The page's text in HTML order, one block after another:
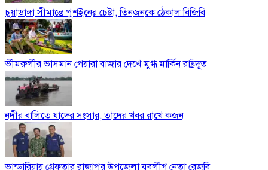
চুয়াডাঙ্গা সীমান্তে পুশইনের চেষ্টা, তিনজনকে ঠেকাল বিজিবি
ভীমরুলীর ভাসমান পেয়ারা বাজার দেখে মুগ্ধ মার্কিন রাষ্ট্রদূত
নদীর বালিতে যাদের সংসার, তাদের খবর রাখে কজন
ভান্ডারিয়ায় গ্রেফতার রাজাপুর উপজেলা যুবলীগ নেতা রেজবি